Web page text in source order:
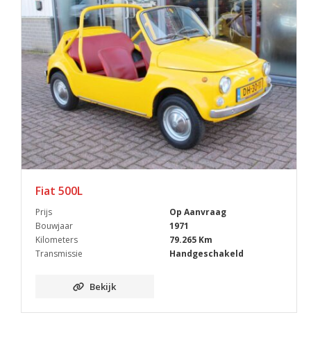
Fiat 500L
Prijs
Op Aanvraag
Bouwjaar
1971
Kilometers
79.265 Km
Transmissie
Handgeschakeld
Bekijk